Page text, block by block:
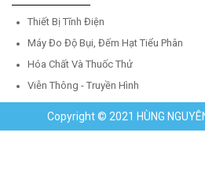
Thiết Bị Tĩnh Điện
Máy Đo Độ Bụi, Đếm Hạt Tiểu Phân
Hóa Chất Và Thuốc Thử
Viễn Thông - Truyền Hình
Copyright © 2021 HÙNG